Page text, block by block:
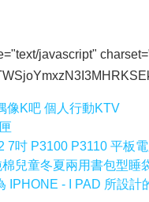
javascript"
像K吧 個人行動KTV
7吋 P3100 P3110 平板
棉兒童冬夏兩用書包型睡
IPHONE - I PAD 所設